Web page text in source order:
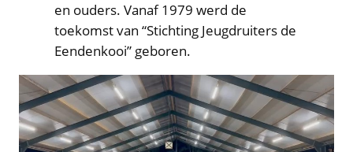
en ouders. Vanaf 1979 werd de
toekomst van “Stichting Jeugdruiters de
Eendenkooi” geboren.